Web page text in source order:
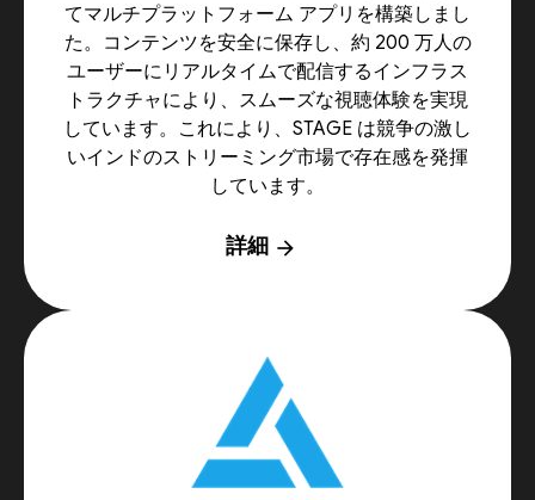
てマルチプラットフォーム アプリを構築しまし
た。コンテンツを安全に保存し、約 200 万人の
ユーザーにリアルタイムで配信するインフラス
トラクチャにより、スムーズな視聴体験を実現
しています。これにより、STAGE は競争の激し
いインドのストリーミング市場で存在感を発揮
しています。
詳細 arrow_forward